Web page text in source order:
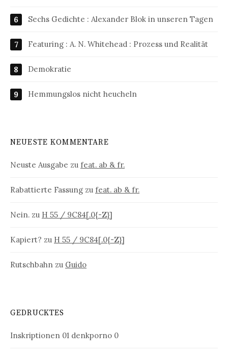
Sechs Gedichte : Alexander Blok in unseren Tagen
Featuring : A. N. Whitehead : Prozess und Realität
Demokratie
Hemmungslos nicht heucheln
NEUESTE KOMMENTARE
Neuste Ausgabe zu feat. ab & fr.
Rabattierte Fassung zu feat. ab & fr.
Nein. zu H 55 / 9C84[.0{-Z}]
Kapiert? zu H 55 / 9C84[.0{-Z}]
Rutschbahn zu Guido
GEDRUCKTES
Inskriptionen 01 denkporno 0